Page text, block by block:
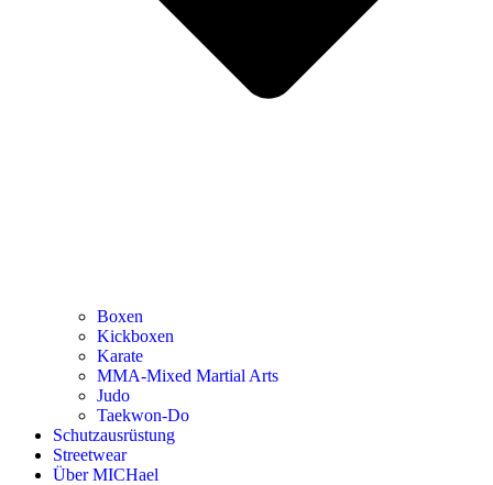
Boxen
Kickboxen
Karate
MMA-Mixed Martial Arts
Judo
Taekwon-Do
Schutzausrüstung
Streetwear
Über MICHael